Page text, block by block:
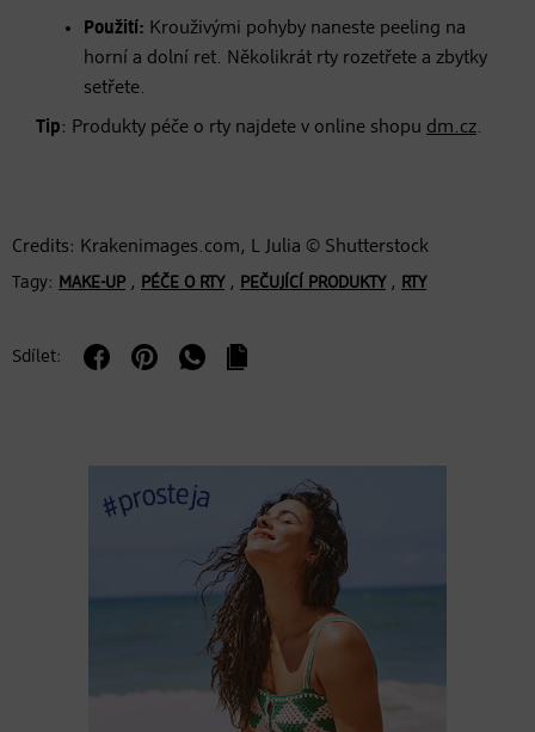
Použití: Krouživými pohyby naneste peeling na
horní a dolní ret. Několikrát rty rozetřete a zbytky
setřete.
Tip: Produkty péče o rty najdete v online shopu dm.cz.
Credits: Krakenimages.com, L Julia © Shutterstock
Tagy: MAKE-UP , PÉČE O RTY, PEČUJÍCÍ PRODUKTY, RTY
Sdílet: